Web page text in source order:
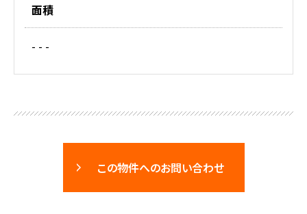
面積
- - -
この物件へのお問い合わせ